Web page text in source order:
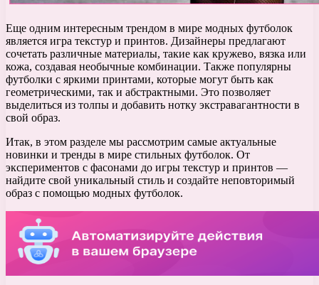
Еще одним интересным трендом в мире модных футболок
является игра текстур и принтов. Дизайнеры предлагают
сочетать различные материалы, такие как кружево, вязка или
кожа, создавая необычные комбинации. Также популярны
футболки с яркими принтами, которые могут быть как
геометрическими, так и абстрактными. Это позволяет
выделиться из толпы и добавить нотку экстравагантности в
свой образ.
Итак, в этом разделе мы рассмотрим самые актуальные
новинки и тренды в мире стильных футболок. От
экспериментов с фасонами до игры текстур и принтов —
найдите свой уникальный стиль и создайте неповторимый
образ с помощью модных футболок.